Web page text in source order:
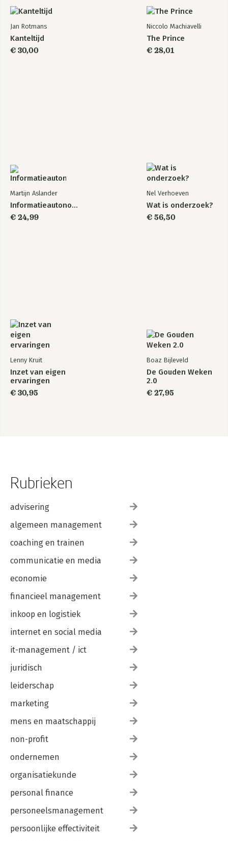
Jan Rotmans
Kanteltijd
€ 30,00
Niccolo Machiavelli
The Prince
€ 28,01
Martijn Aslander
Informatieautonomie
€ 24,99
Nel Verhoeven
Wat is onderzoek?
€ 56,50
Lenny Kruit
Inzet van eigen
ervaringen
€ 30,95
Boaz Bijleveld
De Gouden Weken
2.0
€ 27,95
Rubrieken
advisering
algemeen management
coaching en trainen
communicatie en media
economie
financieel management
inkoop en logistiek
internet en social media
it-management / ict
juridisch
leiderschap
marketing
mens en maatschappij
non-profit
ondernemen
organisatiekunde
personal finance
personeelsmanagement
persoonlijke effectiviteit